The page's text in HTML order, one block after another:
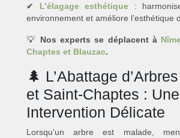
✔ L’élagage esthétique :
environnement et améliore l’esthétique
💡 Nos experts se déplacent à
Chaptes et Blauzac.
🌲 L’Abattage
et Saint-Chaptes : Une
Intervention Délicate
Lorsqu’un arbre est malade,